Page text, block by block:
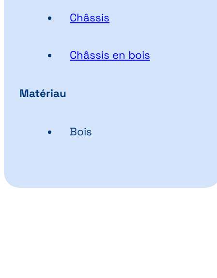
Châssis
Châssis en bois
Matériau
Bois